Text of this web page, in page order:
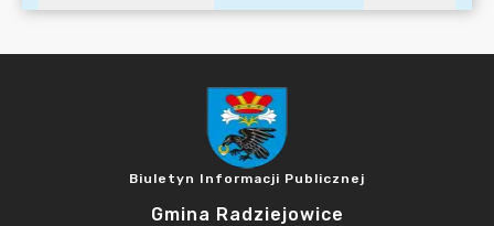
Biuletyn Informacji Publicznej
Gmina Radziejowice